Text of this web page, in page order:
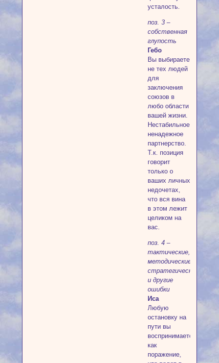
усталость.
поз. 3 –
собственная
глупость
Гебо
Вы выбираете
не тех людей
для
заключения
союзов в
любо области
вашей жизни.
Нестабильное,
ненадежное
партнерство.
Т.к. позиция
говорит
только о
ваших личных
недочетах,
что вся вина
в этом лежит
целиком на
вас.
поз. 4 –
тактические,
методические,
стратегические
и другие
ошибки
Иса
Любую
остановку на
пути вы
воспринимаете
как
поражение,